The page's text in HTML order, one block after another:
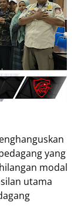
yang
modal
utama